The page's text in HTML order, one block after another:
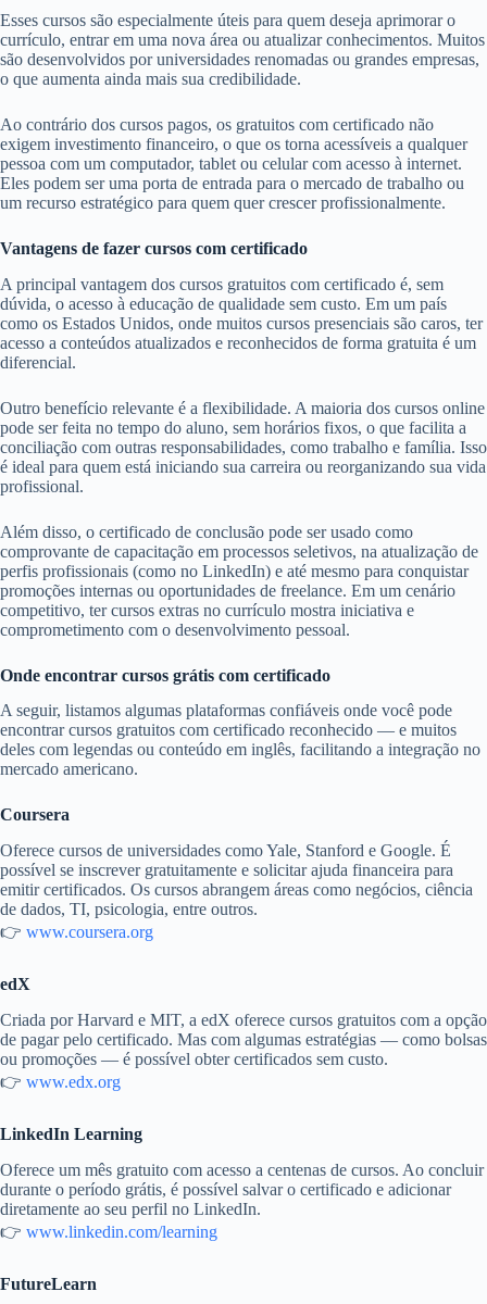
Esses cursos são especialmente úteis para quem deseja aprimorar o
currículo, entrar em uma nova área ou atualizar conhecimentos. Muitos
são desenvolvidos por universidades renomadas ou grandes empresas,
o que aumenta ainda mais sua credibilidade.
Ao contrário dos cursos pagos, os gratuitos com certificado não
exigem investimento financeiro, o que os torna acessíveis a qualquer
pessoa com um computador, tablet ou celular com acesso à internet.
Eles podem ser uma porta de entrada para o mercado de trabalho ou
um recurso estratégico para quem quer crescer profissionalmente.
Vantagens de fazer cursos com certificado
A principal vantagem dos cursos gratuitos com certificado é, sem
dúvida, o acesso à educação de qualidade sem custo. Em um país
como os Estados Unidos, onde muitos cursos presenciais são caros, ter
acesso a conteúdos atualizados e reconhecidos de forma gratuita é um
diferencial.
Outro benefício relevante é a flexibilidade. A maioria dos cursos online
pode ser feita no tempo do aluno, sem horários fixos, o que facilita a
conciliação com outras responsabilidades, como trabalho e família. Isso
é ideal para quem está iniciando sua carreira ou reorganizando sua vida
profissional.
Além disso, o certificado de conclusão pode ser usado como
comprovante de capacitação em processos seletivos, na atualização de
perfis profissionais (como no LinkedIn) e até mesmo para conquistar
promoções internas ou oportunidades de freelance. Em um cenário
competitivo, ter cursos extras no currículo mostra iniciativa e
comprometimento com o desenvolvimento pessoal.
Onde encontrar cursos grátis com certificado
A seguir, listamos algumas plataformas confiáveis onde você pode
encontrar cursos gratuitos com certificado reconhecido — e muitos
deles com legendas ou conteúdo em inglês, facilitando a integração no
mercado americano.
Coursera
Oferece cursos de universidades como Yale, Stanford e Google. É
possível se inscrever gratuitamente e solicitar ajuda financeira para
emitir certificados. Os cursos abrangem áreas como negócios, ciência
de dados, TI, psicologia, entre outros.
👉 www.coursera.org
edX
Criada por Harvard e MIT, a edX oferece cursos gratuitos com a opção
de pagar pelo certificado. Mas com algumas estratégias — como bolsas
ou promoções — é possível obter certificados sem custo.
👉 www.edx.org
LinkedIn Learning
Oferece um mês gratuito com acesso a centenas de cursos. Ao concluir
durante o período grátis, é possível salvar o certificado e adicionar
diretamente ao seu perfil no LinkedIn.
👉 www.linkedin.com/learning
FutureLearn